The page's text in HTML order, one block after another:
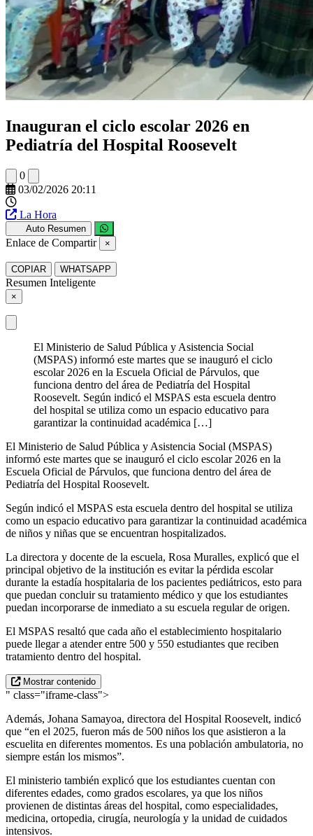
Inauguran el ciclo escolar 2026 en
Pediatría del Hospital Roosevelt
0
03/02/2026 20:11
La Hora
Auto Resumen
Enlace de Compartir ×
COPIAR WHATSAPP
Resumen Inteligente
×
El Ministerio de Salud Pública y Asistencia Social
(MSPAS) informó este martes que se inauguró el ciclo
escolar 2026 en la Escuela Oficial de Párvulos, que
funciona dentro del área de Pediatría del Hospital
Roosevelt. Según indicó el MSPAS esta escuela dentro
del hospital se utiliza como un espacio educativo para
garantizar la continuidad académica […]
El Ministerio de Salud Pública y Asistencia Social (MSPAS)
informó este martes que se inauguró el ciclo escolar 2026 en la
Escuela Oficial de Párvulos, que funciona dentro del área de
Pediatría del Hospital Roosevelt.
Según indicó el MSPAS esta escuela dentro del hospital se utiliza
como un espacio educativo para garantizar la continuidad académica
de niños y niñas que se encuentran hospitalizados.
La directora y docente de la escuela, Rosa Muralles, explicó que el
principal objetivo de la institución es evitar la pérdida escolar
durante la estadía hospitalaria de los pacientes pediátricos, esto para
que puedan concluir su tratamiento médico y que los estudiantes
puedan incorporarse de inmediato a su escuela regular de origen.
El MSPAS resaltó que cada año el establecimiento hospitalario
puede llegar a atender entre 500 y 550 estudiantes que reciben
tratamiento dentro del hospital.
Mostrar contenido
" class="iframe-class">
Además, Johana Samayoa, directora del Hospital Roosevelt, indicó
que “en el 2025, fueron más de 500 niños los que asistieron a la
escuelita en diferentes momentos. Es una población ambulatoria, no
siempre están los mismos”.
El ministerio también explicó que los estudiantes cuentan con
diferentes edades, como grados escolares, ya que los niños
provienen de distintas áreas del hospital, como especialidades,
medicina, ortopedia, cirugía, neurología y la unidad de cuidados
intensivos.